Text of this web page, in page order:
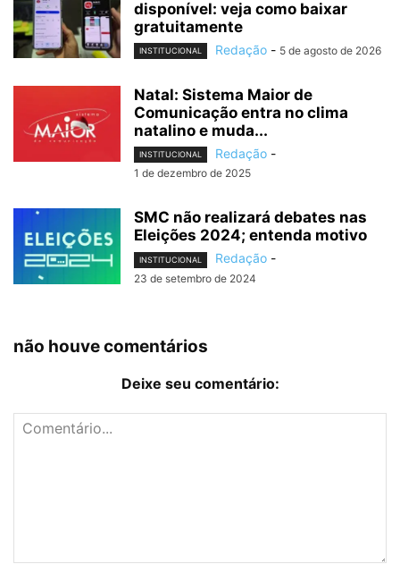
disponível: veja como baixar
gratuitamente
INSTITUCIONAL Redação - 5 de agosto de 2026
Natal: Sistema Maior de
Comunicação entra no clima
natalino e muda...
INSTITUCIONAL Redação -
1 de dezembro de 2025
SMC não realizará debates nas
Eleições 2024; entenda motivo
INSTITUCIONAL Redação -
23 de setembro de 2024
não houve comentários
Deixe seu comentário: